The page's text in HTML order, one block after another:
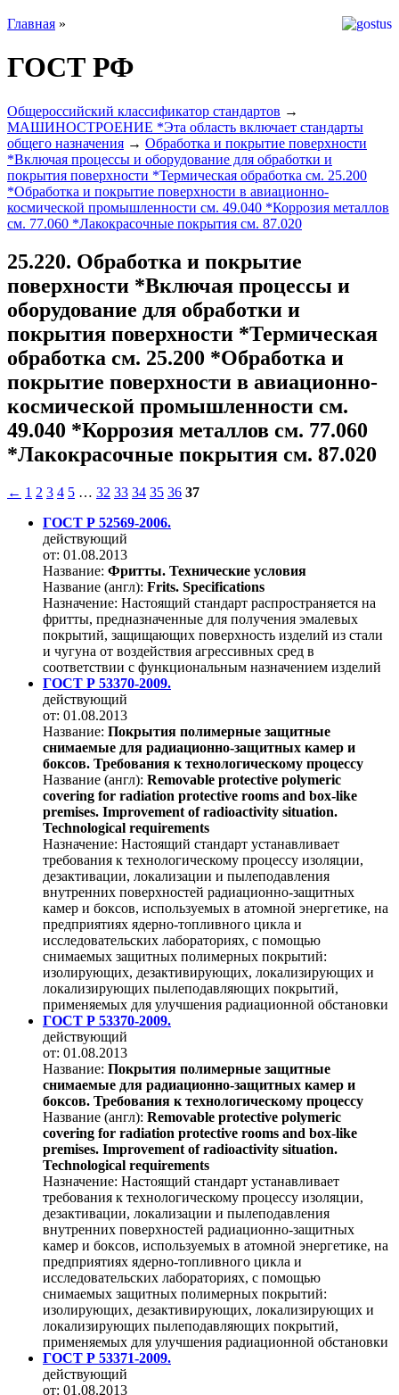
Главная »
ГОСТ РФ
Общероссийский классификатор стандартов →
МАШИНОСТРОЕНИЕ *Эта область включает стандарты
общего назначения → Обработка и покрытие поверхности
*Включая процессы и оборудование для обработки и
покрытия поверхности *Термическая обработка см. 25.200
*Обработка и покрытие поверхности в авиационно-
космической промышленности см. 49.040 *Коррозия металлов
см. 77.060 *Лакокрасочные покрытия см. 87.020
25.220. Обработка и покрытие
поверхности *Включая процессы и
оборудование для обработки и
покрытия поверхности *Термическая
обработка см. 25.200 *Обработка и
покрытие поверхности в авиационно-
космической промышленности см.
49.040 *Коррозия металлов см. 77.060
*Лакокрасочные покрытия см. 87.020
← 1 2 3 4 5 … 32 33 34 35 36 37
ГОСТ Р 52569-2006.
действующий
от: 01.08.2013
Название: Фритты. Технические условия
Название (англ): Frits. Specifications
Назначение: Настоящий стандарт распространяется на
фритты, предназначенные для получения эмалевых
покрытий, защищающих поверхность изделий из стали
и чугуна от воздействия агрессивных сред в
соответствии с функциональным назначением изделий
ГОСТ Р 53370-2009.
действующий
от: 01.08.2013
Название: Покрытия полимерные защитные
снимаемые для радиационно-защитных камер и
боксов. Требования к технологическому процессу
Название (англ): Removable protective polymeric
covering for radiation protective rooms and box-like
premises. Improvement of radioactivity situation.
Technological requirements
Назначение: Настоящий стандарт устанавливает
требования к технологическому процессу изоляции,
дезактивации, локализации и пылеподавления
внутренних поверхностей радиационно-защитных
камер и боксов, используемых в атомной энергетике, на
предприятиях ядерно-топливного цикла и
исследовательских лабораториях, с помощью
снимаемых защитных полимерных покрытий:
изолирующих, дезактивирующих, локализирующих и
локализирующих пылеподавляющих покрытий,
применяемых для улучшения радиационной обстановки
ГОСТ Р 53370-2009.
действующий
от: 01.08.2013
Название: Покрытия полимерные защитные
снимаемые для радиационно-защитных камер и
боксов. Требования к технологическому процессу
Название (англ): Removable protective polymeric
covering for radiation protective rooms and box-like
premises. Improvement of radioactivity situation.
Technological requirements
Назначение: Настоящий стандарт устанавливает
требования к технологическому процессу изоляции,
дезактивации, локализации и пылеподавления
внутренних поверхностей радиационно-защитных
камер и боксов, используемых в атомной энергетике, на
предприятиях ядерно-топливного цикла и
исследовательских лабораториях, с помощью
снимаемых защитных полимерных покрытий:
изолирующих, дезактивирующих, локализирующих и
локализирующих пылеподавляющих покрытий,
применяемых для улучшения радиационной обстановки
ГОСТ Р 53371-2009.
действующий
от: 01.08.2013